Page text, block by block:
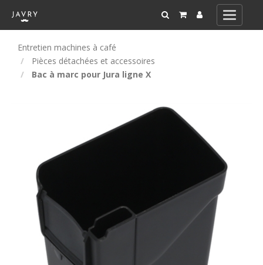
Toggle
Entretien machines à café
Pièces détachées et accessoires
Bac à marc pour Jura ligne X